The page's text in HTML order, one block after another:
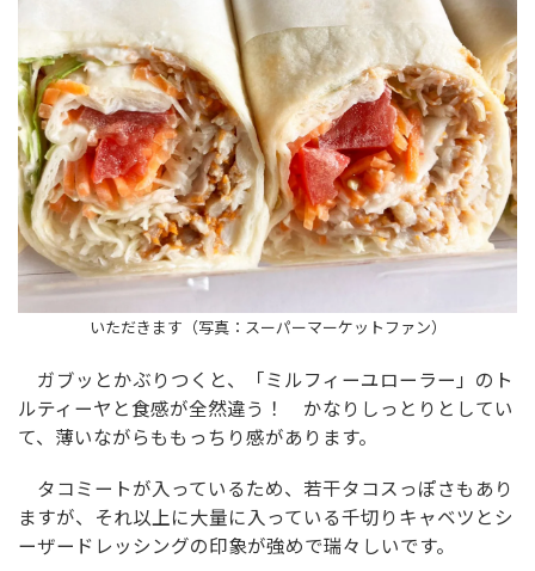
いただきます（写真：スーパーマーケットファン）
ガブッとかぶりつくと、「ミルフィーユローラー」のト
ルティーヤと食感が全然違う！ かなりしっとりとしてい
て、薄いながらももっちり感があります。
タコミートが入っているため、若干タコスっぽさもあり
ますが、それ以上に大量に入っている千切りキャベツとシ
ーザードレッシングの印象が強めで瑞々しいです。